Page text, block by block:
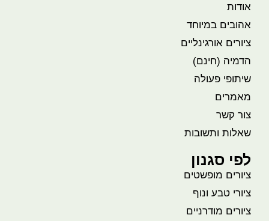
אודות
אהובים במיוחד
ציורים אורגינליים
הדמיה (חינם)
שיתופי פעולה
מאמרים
צור קשר
שאלות ותשובות
לפי סגנון
ציורים מופשטים
ציורי טבע ונוף
ציורים מודרניים